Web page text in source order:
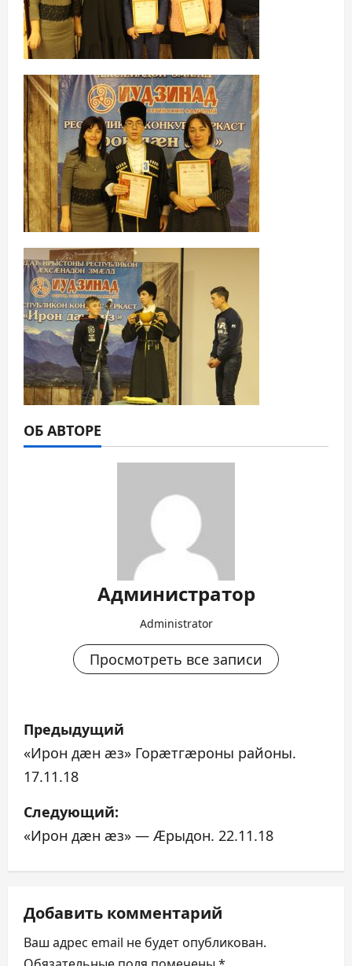
ОБ АВТОРЕ
Администратор
Administrator
Просмотреть все записи
Н
а
в
и
ц
и
Предыдущий
«Ирон дæн æз» Горæтгæроны районы.
17.11.18
Следующий:
«Ирон дæн æз» — Æрыдон. 22.11.18
Добавить комментарий
Ваш адрес email не будет опубликован.